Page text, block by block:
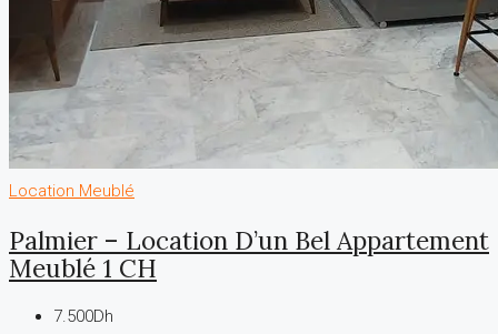
Location Meublé
Palmier – Location D’un Bel Appartement
Meublé 1 CH
7.500Dh